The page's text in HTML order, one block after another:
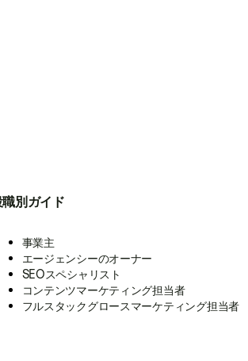
職別ガイド
事業主
エージェンシーのオーナー
SEOスペシャリスト
コンテンツマーケティング担当者
フルスタックグロースマーケティング担当者